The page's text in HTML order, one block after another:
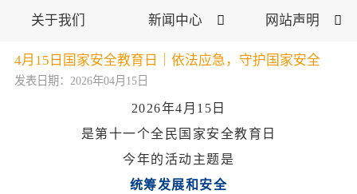
关于我们 新闻中心  网站声明 
4月15日国家安全教育日｜依法应急，守护国家安全
发表日期：2026年04月15日
2026年4月15日
是第十一个全民国家安全教育日
今年的活动主题是
统筹发展和安全